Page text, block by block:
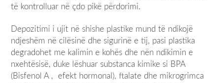
të kontrolluar në çdo pikë përdorimi.
Depozitimi i ujit në shishe plastike mund të ndikojë
ndjeshëm në cilësinë dhe sigurinë e tij, pasi plastika
degradohet me kalimin e kohës dhe nën ndikimin e
nxehtësisë, duke lëshuar substanca kimike si BPA
(Bisfenol A , efekt hormonal), ftalate dhe mikrogrimca